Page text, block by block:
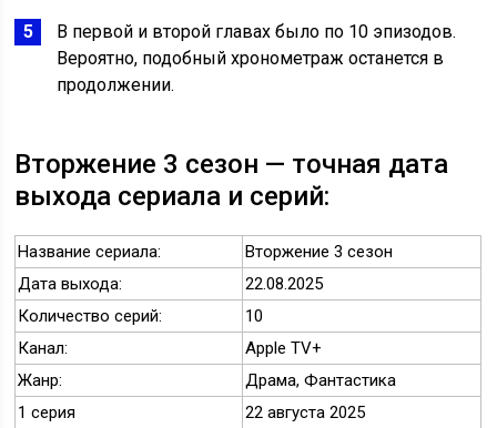
В первой и второй главах было по 10 эпизодов.
Вероятно, подобный хронометраж останется в
продолжении.
Вторжение 3 сезон — точная дата
выхода сериала и серий:
Название сериала:
Вторжение 3 сезон
Дата выхода:
22.08.2025
Количество серий:
10
Канал:
Apple TV+
Жанр:
Драма, Фантастика
1 серия
22 августа 2025